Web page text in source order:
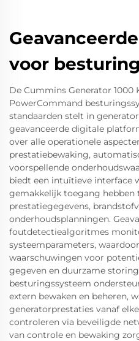
voor
De Cummins Generator 1000
PowerCommand
standaarden stelt in
geavanceerde digitale
over alle operationele
prestatiebewaking,
voorspellende
biedt een intuïtieve interface
gemakkelijk toegang hebben
prestatiegegevens,
onderhoudsplanningen.
foutdetectiealgoritmes
systeemparameters,
waarschuwingen voor
gegeven en duurzame
besturingssysteem
extern bewaken en beheren,
generatorprestaties vanaf
controleren via beveiligde
van controle en bewaking